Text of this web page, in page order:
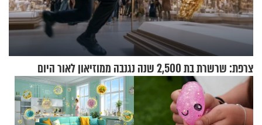
צרפת: שרשרת בת 2,500 שנה נגנבה ממוזיאון לאור היום